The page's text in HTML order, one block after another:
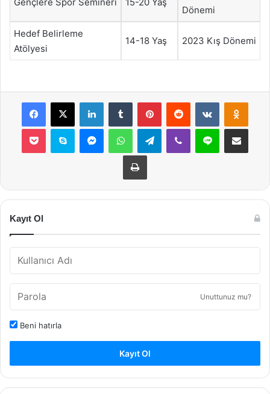
Dönemi
Hedef Belirleme
Atölyesi
14-18 Yaş 2023 Kış Dönemi
Facebook
X LinkedInTumblr PinterestReddit VKontakte
Pocket Skype MessengerWhatsAppTelegramViber Line E-Posta ile
Yazdır
Kayıt Ol
Unuttunuz mu?
Beni hatırla
Kayıt Ol